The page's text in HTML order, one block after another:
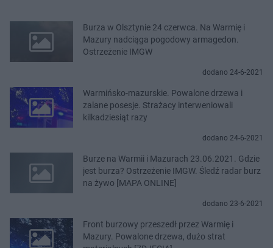
Burza w Olsztynie 24 czerwca. Na Warmię i
Mazury nadciąga pogodowy armagedon.
Ostrzeżenie IMGW
dodano 24-6-2021
Warmińsko-mazurskie. Powalone drzewa i
zalane posesje. Strażacy interweniowali
kilkadziesiąt razy
dodano 24-6-2021
Burze na Warmii i Mazurach 23.06.2021. Gdzie
jest burza? Ostrzeżenie IMGW. Śledź radar burz
na żywo [MAPA ONLINE]
dodano 23-6-2021
Front burzowy przeszedł przez Warmię i
Mazury. Powalone drzewa, dużo strat